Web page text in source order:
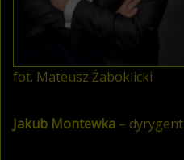
fot. Mateusz Żaboklicki
Jakub Montewka – dyrygent